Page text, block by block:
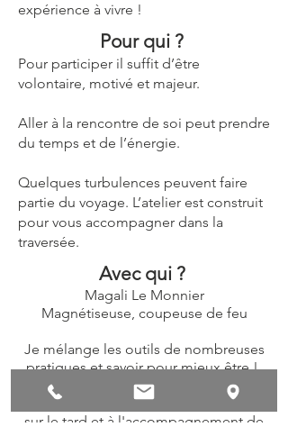
expérience à vivre !
Pour qui ?
Pour participer il suffit d’être
volontaire, motivé et majeur.
Aller à la rencontre de soi peut prendre
du temps et de l’énergie.
Quelques turbulences peuvent faire
partie du voyage. L’atelier est construit
pour vous accompagner dans la
traversée.
Avec qui ?
Magali Le Monnier
Magnétiseuse, coupeuse de feu
Je mélange les outils de nombreuses
pratiques et savoir pour mieux être !
Grâce à des dons singuliers découverts
sur le tard et à l'accompagnement de